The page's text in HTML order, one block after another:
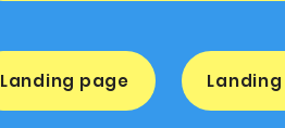
Landing page